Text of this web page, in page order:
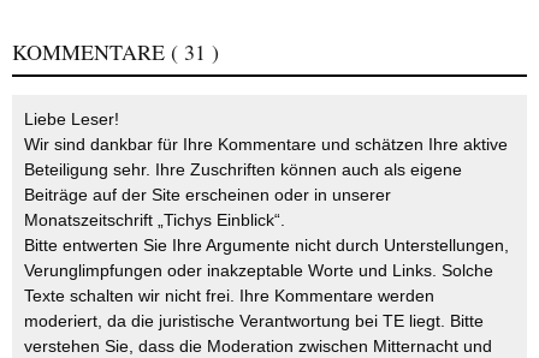
KOMMENTARE ( 31 )
Liebe Leser!
Wir sind dankbar für Ihre Kommentare und schätzen Ihre aktive
Beteiligung sehr. Ihre Zuschriften können auch als eigene
Beiträge auf der Site erscheinen oder in unserer
Monatszeitschrift „Tichys Einblick“.
Bitte entwerten Sie Ihre Argumente nicht durch Unterstellungen,
Verunglimpfungen oder inakzeptable Worte und Links. Solche
Texte schalten wir nicht frei. Ihre Kommentare werden
moderiert, da die juristische Verantwortung bei TE liegt. Bitte
verstehen Sie, dass die Moderation zwischen Mitternacht und